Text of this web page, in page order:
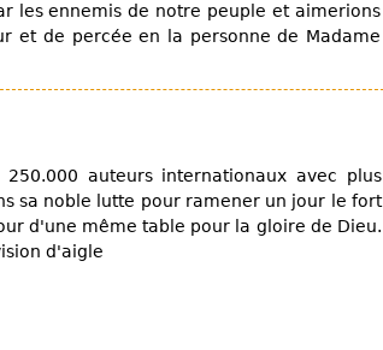
les ennemis de notre peuple et aimerions
et de percée en la personne de Madame
auteurs internationaux avec plus
sa noble lutte pour ramener un jour le fort
d'une même table pour la gloire de Dieu.
d'aigle